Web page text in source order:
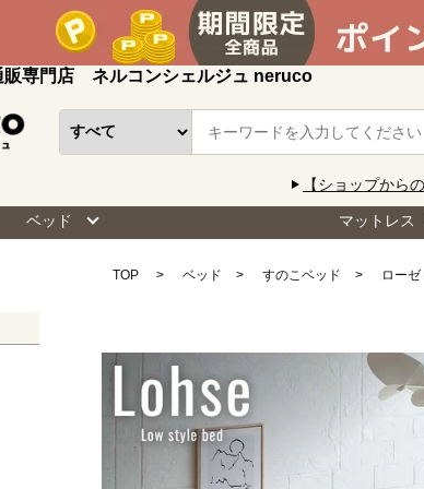
販専門店 ネルコンシェルジュ neruco
【ショップから
ベッド マットレス
TOP ベッド すのこベッド ロー